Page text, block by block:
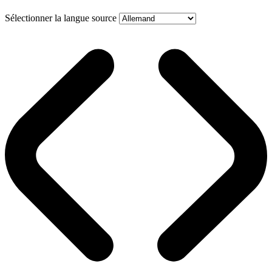
Sélectionner la langue source